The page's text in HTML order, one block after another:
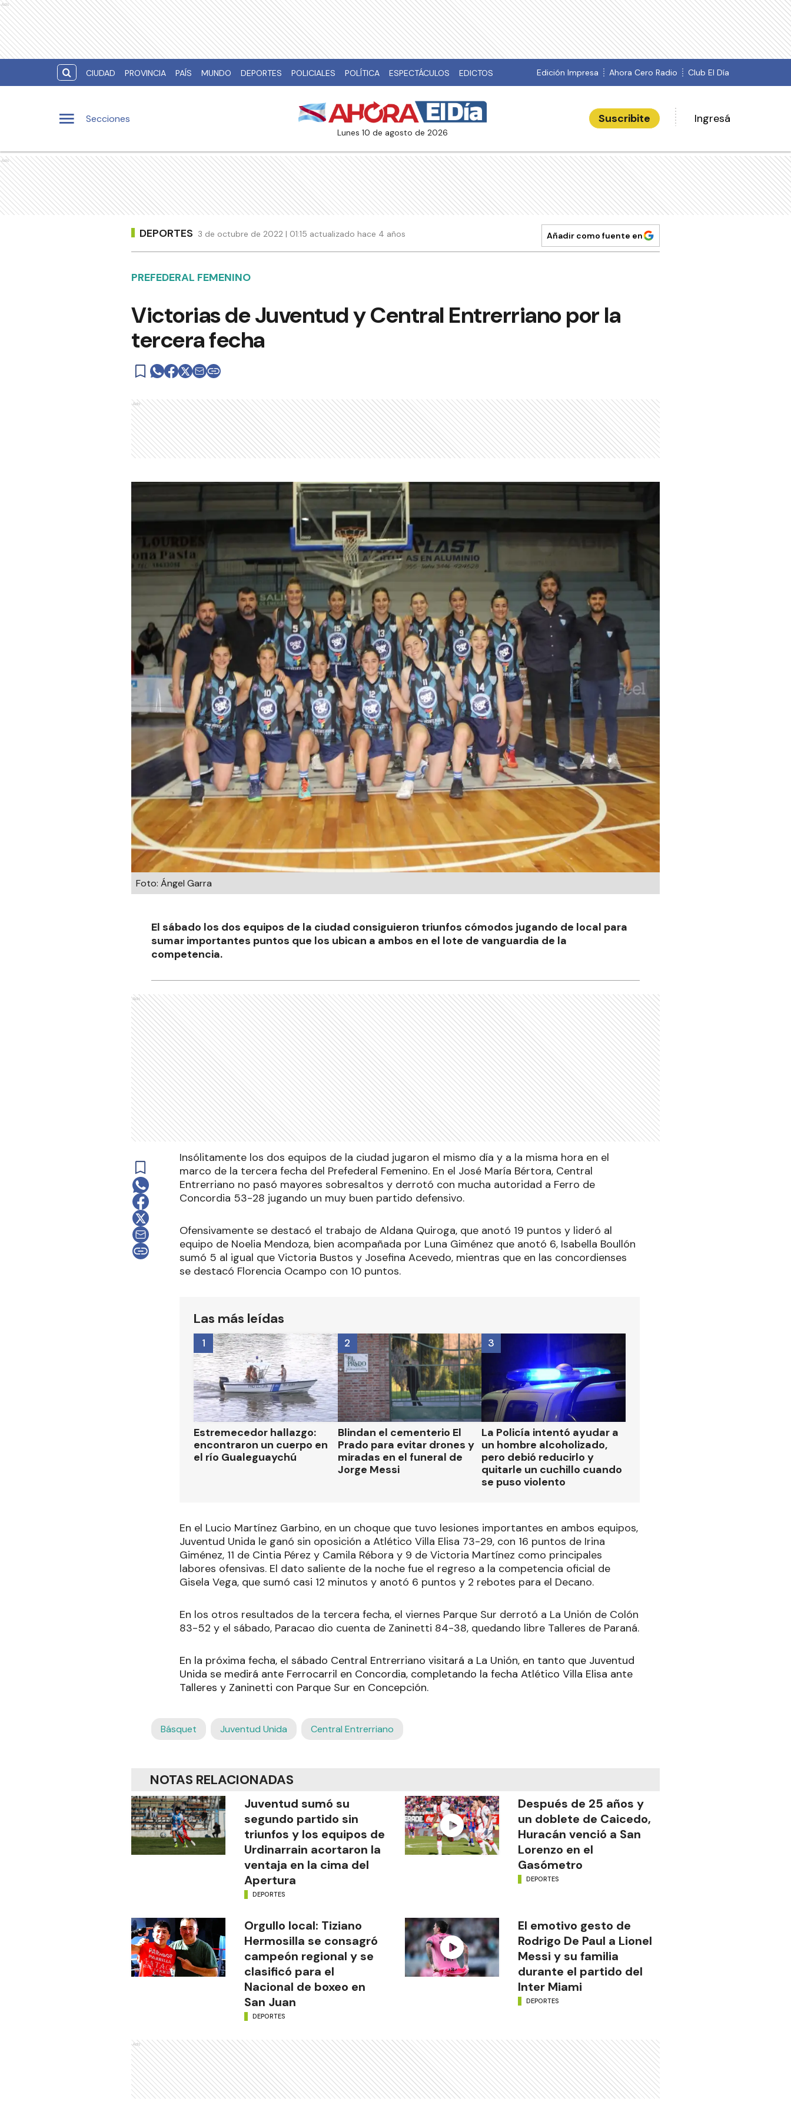
Ads
CIUDAD PROVINCIA PAÍS MUNDO DEPORTES POLICIALES POLÍTICA ESPECTÁCULOS EDICTOS Edición Impresa Ahora Cero Radio Club El Día
Secciones
lunes 10 de agosto de 2026
Suscribite Ingresá
Ads
DEPORTES 3 de octubre de 2022 | 01:15 actualizado hace 4 años Añadir como fuente en
PREFEDERAL FEMENINO
Victorias de Juventud y Central Entrerriano por la
tercera fecha
Ads
Foto: Ángel Garra
El sábado los dos equipos de la ciudad consiguieron triunfos cómodos jugando de local para
sumar importantes puntos que los ubican a ambos en el lote de vanguardia de la
competencia.
Ads
Insólitamente los dos equipos de la ciudad jugaron el mismo día y a la misma hora en el
marco de la tercera fecha del Prefederal Femenino. En el José María Bértora, Central
Entrerriano no pasó mayores sobresaltos y derrotó con mucha autoridad a Ferro de
Concordia 53-28 jugando un muy buen partido defensivo.
Ofensivamente se destacó el trabajo de Aldana Quiroga, que anotó 19 puntos y lideró al
equipo de Noelia Mendoza, bien acompañada por Luna Giménez que anotó 6, Isabella Boullón
sumó 5 al igual que Victoria Bustos y Josefina Acevedo, mientras que en las concordienses
se destacó Florencia Ocampo con 10 puntos.
Las más leídas
Estremecedor hallazgo:
encontraron un cuerpo en
el río Gualeguaychú
1
Blindan el cementerio El
Prado para evitar drones y
miradas en el funeral de
Jorge Messi
2
La Policía intentó ayudar a
un hombre alcoholizado,
pero debió reducirlo y
quitarle un cuchillo cuando
se puso violento
3
En el Lucio Martínez Garbino, en un choque que tuvo lesiones importantes en ambos equipos,
Juventud Unida le ganó sin oposición a Atlético Villa Elisa 73-29, con 16 puntos de Irina
Giménez, 11 de Cintia Pérez y Camila Rébora y 9 de Victoria Martínez como principales
labores ofensivas. El dato saliente de la noche fue el regreso a la competencia oficial de
Gisela Vega, que sumó casi 12 minutos y anotó 6 puntos y 2 rebotes para el Decano.
En los otros resultados de la tercera fecha, el viernes Parque Sur derrotó a La Unión de Colón
83-52 y el sábado, Paracao dio cuenta de Zaninetti 84-38, quedando libre Talleres de Paraná.
En la próxima fecha, el sábado Central Entrerriano visitará a La Unión, en tanto que Juventud
Unida se medirá ante Ferrocarril en Concordia, completando la fecha Atlético Villa Elisa ante
Talleres y Zaninetti con Parque Sur en Concepción.
Básquet Juventud Unida Central Entrerriano
NOTAS RELACIONADAS
Juventud sumó su
segundo partido sin
triunfos y los equipos de
Urdinarrain acortaron la
ventaja en la cima del
Apertura
DEPORTES
Después de 25 años y
un doblete de Caicedo,
Huracán venció a San
Lorenzo en el
Gasómetro
DEPORTES
Orgullo local: Tiziano
Hermosilla se consagró
campeón regional y se
clasificó para el
Nacional de boxeo en
San Juan
DEPORTES
El emotivo gesto de
Rodrigo De Paul a Lionel
Messi y su familia
durante el partido del
Inter Miami
DEPORTES
Ads